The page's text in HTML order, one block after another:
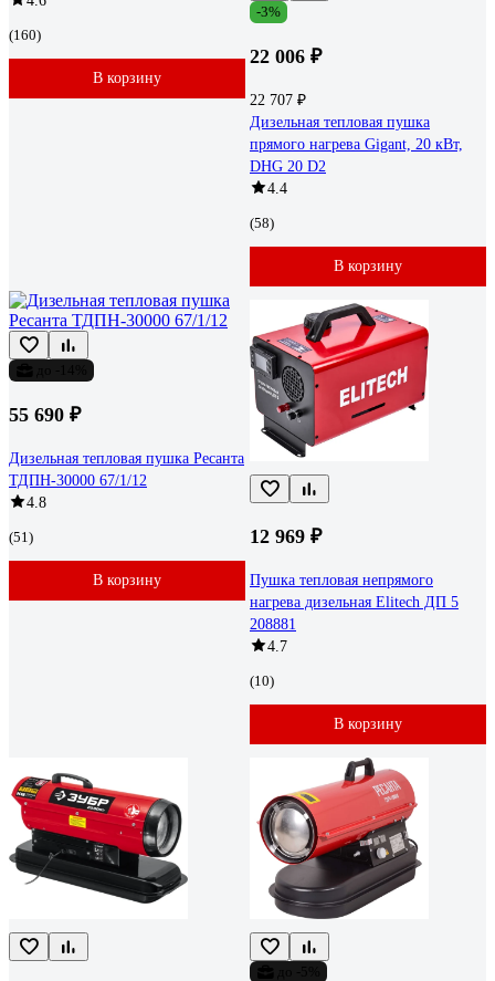
(160)
В корзину
-3%
22 006 ₽
22 707 ₽
Дизельная тепловая пушка
прямого нагрева Gigant, 20 кВт,
DHG 20 D2
4.4
(58)
В корзину
55 690 ₽
Дизельная тепловая пушка Ресанта
ТДПН-30000 67/1/12
4.8
(51)
В корзину
12 969 ₽
Пушка тепловая непрямого
нагрева дизельная Elitech ДП 5
208881
4.7
(10)
В корзину